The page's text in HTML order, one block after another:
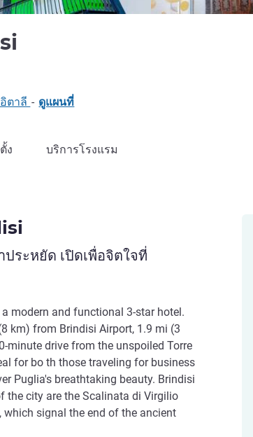
ตาลี - ดูแผนที่
ง บริการโรงแรม
ระหยัด เปิดเพื่อจิตใจที่
modern and functional 3-star hotel.
km) from Brindisi Airport, 1.9 mi (3
minute drive from the unspoiled Torre
for bo th those traveling for business
Puglia's breathtaking beauty. Brindisi
the city are the Scalinata di Virgilio
signal the end of the ancient